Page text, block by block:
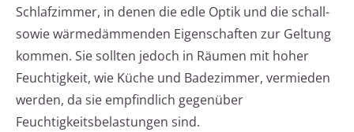
Schlafzimmer, in denen die edle Optik und die schall-
sowie wärmedämmenden Eigenschaften zur Geltung
kommen. Sie sollten jedoch in Räumen mit hoher
Feuchtigkeit, wie Küche und Badezimmer, vermieden
werden, da sie empfindlich gegenüber
Feuchtigkeitsbelastungen sind.